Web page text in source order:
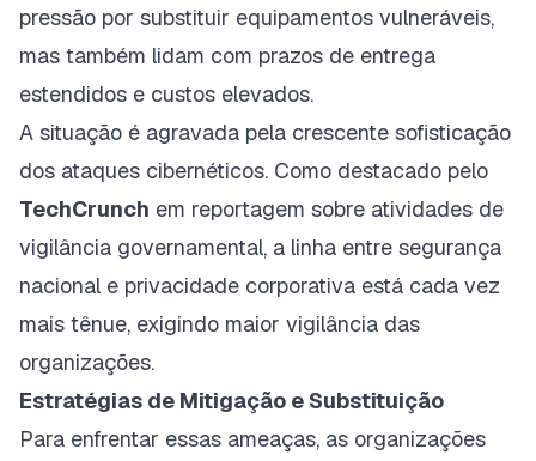
pressão por substituir equipamentos vulneráveis,
mas também lidam com prazos de entrega
estendidos e custos elevados.
A situação é agravada pela crescente sofisticação
dos ataques cibernéticos. Como destacado pelo
TechCrunch em reportagem sobre atividades de
vigilância governamental, a linha entre segurança
nacional e privacidade corporativa está cada vez
mais tênue, exigindo maior vigilância das
organizações.
Estratégias de Mitigação e Substituição
Para enfrentar essas ameaças, as organizações